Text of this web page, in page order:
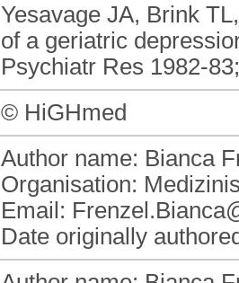
Yesavage JA, Brink
of a geriatric
Psychiatr Res 1982-
© HiGHmed
Author name: Bianca
Organisation:
Email:
Date originally